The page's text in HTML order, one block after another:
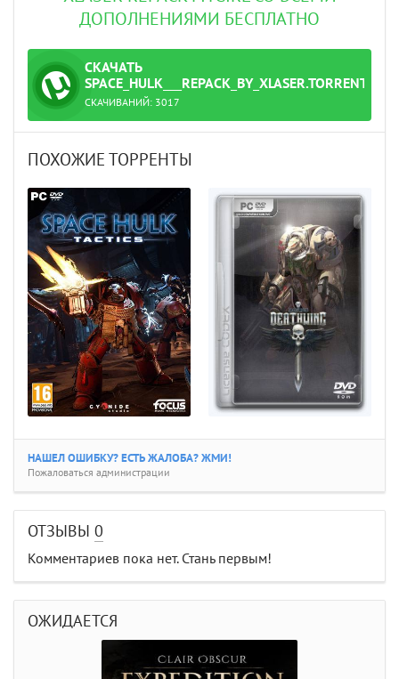
ДОПОЛНЕНИЯМИ БЕСПЛАТНО
СКАЧАТЬ
ТОРРЕНТ
SPACE_HULK___REPACK_BY_XLASER.TORRENT
СКАЧИВАНИЙ: 3017
ПОХОЖИЕ ТОРРЕНТЫ
НАШЕЛ ОШИБКУ? ЕСТЬ ЖАЛОБА? ЖМИ!
Пожаловаться администрации
ОТЗЫВЫ 0
Комментариев пока нет. Стань первым!
ОЖИДАЕТСЯ